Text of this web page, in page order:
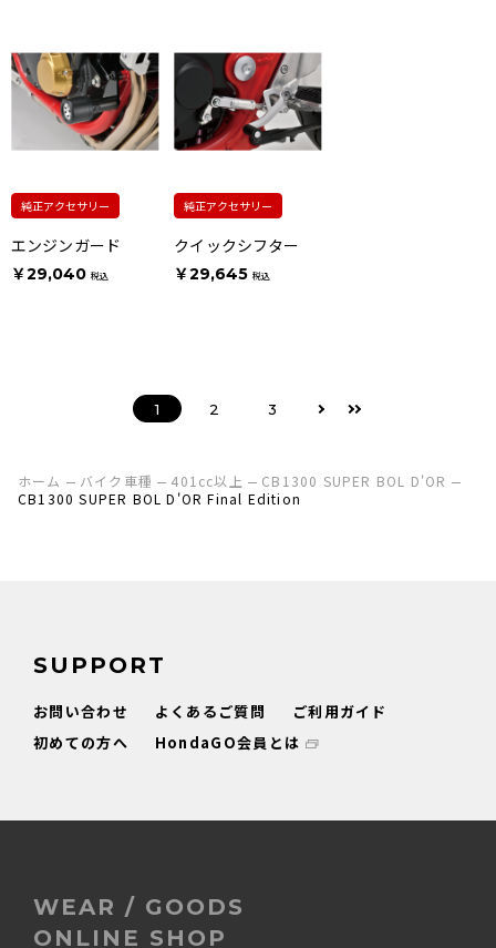
純正アクセサリー
エンジンガード
￥29,040 税込
純正アクセサリー
クイックシフター
￥29,645 税込
1 2 3
ホーム バイク車種 401cc以上
CB1300 SUPER BOL D'OR
CB1300 SUPER BOL D'OR Final Edition
SUPPORT
お問い合わせ よくあるご質問
ご利用ガイド
初めての方へ
HondaGO会員とは
WEAR / GOODS
ONLINE SHOP